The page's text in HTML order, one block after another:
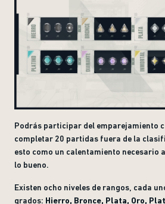
Podrás participar del emparejamiento
completar 20 partidas fuera de la
esto como un calentamiento necesario
lo bueno.
Existen ocho niveles de rangos, cada
grados: Hierro, Bronce, Plata, Oro,